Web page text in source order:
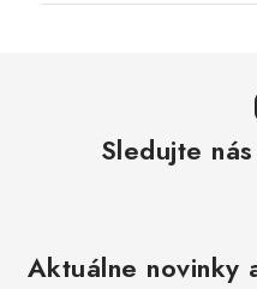
Sledujte
Aktuálne novinky